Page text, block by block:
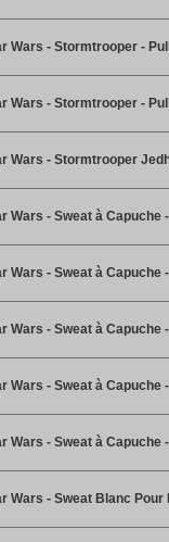
Wars - Stormtrooper -
Wars - Stormtrooper -
Wars - Stormtrooper
Wars - Sweat à
Wars - Sweat à
Wars - Sweat à
Wars - Sweat à
Wars - Sweat à
Wars - Sweat Blanc Pour